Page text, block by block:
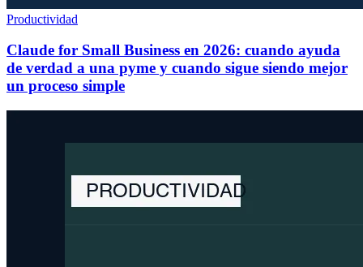
Productividad
Claude for Small Business en 2026: cuando ayuda
de verdad a una pyme y cuando sigue siendo mejor
un proceso simple